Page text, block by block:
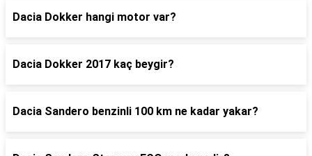
Dacia Dokker hangi motor var?
Dacia Dokker 2017 kaç beygir?
Dacia Sandero benzinli 100 km ne kadar yakar?